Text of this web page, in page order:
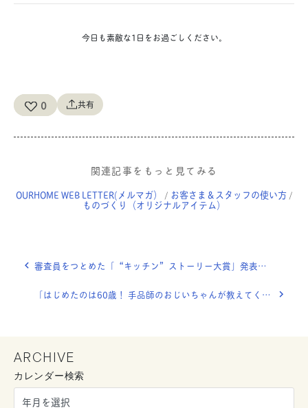
今日も素敵な1日をお過ごしください。
0 共有
関連記事をもっと見てみる
OURHOME WEB LETTER(メルマガ） / お客さま＆スタッフの使い方/
ものづくり（オリジナルアイテム）
審査員をつとめた「“キッチン”ストーリー大賞」発表になりました！＠LEE12月号
「はじめたのは60歳！ 手品師のおじいちゃんが教えてくれたこと。」OURHOME WEB LETTER
ARCHIVE
カレンダー検索